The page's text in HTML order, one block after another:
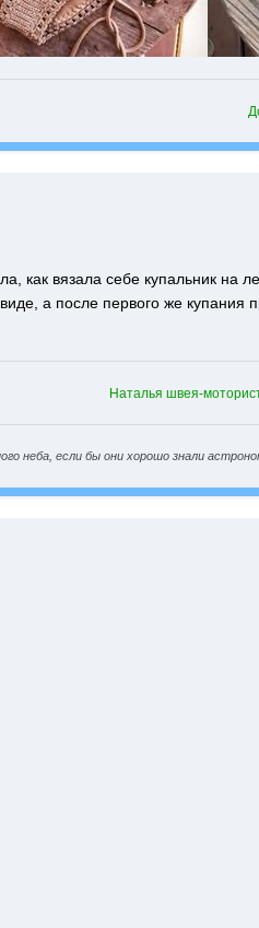
как вязала себе купальник на
а после первого же купания
Наталья швея-
неба, если бы они хорошо знали